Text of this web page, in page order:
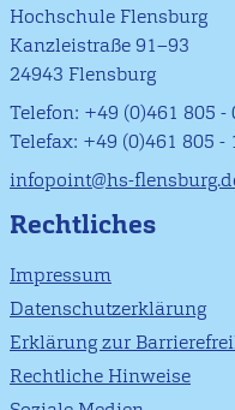
Hochschule Flensburg
Kanzleistraße 91–93
24943 Flensburg
Telefon: +49 (0)461 805 -
Telefax: +49 (0)461 805 -
infopoint@hs-
Rechtliches
Impressum
Datenschutzerklärung
Erklärung zur
Rechtliche Hinweise